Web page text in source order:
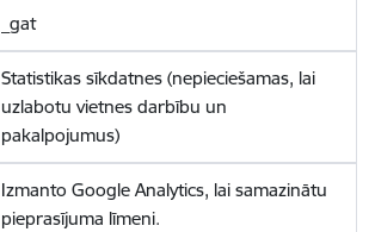
_gat
Statistikas sīkdatnes (nepieciešamas, lai
uzlabotu vietnes darbību un
pakalpojumus)
Izmanto Google Analytics, lai samazinātu
pieprasījuma līmeni.